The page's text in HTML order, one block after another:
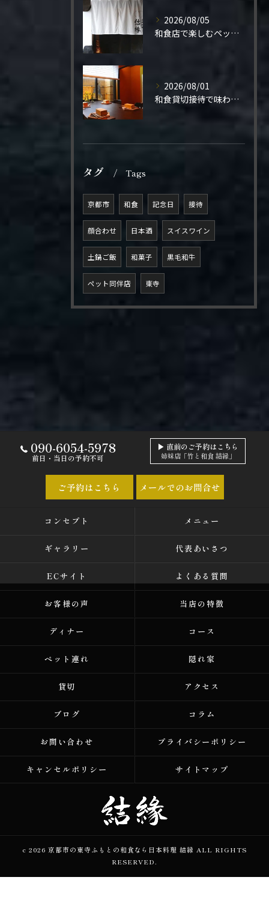
2026/08/05
和食店で楽しむペット同伴の食事体験
2026/08/01
和食貸切接待で味わう極上の一夜
タグ Tags
京都市 和食 記念日 接待
顔合わせ 日本酒 スイスワイン
土鍋ご飯 和菓子 黒毛和牛
ペット同伴店 東寺
090-6054-5978
前日・当日の予約不可
▶ 直前のご予約はこちら
姉妹店「竹と和食 結縁」
ご予約はこちら メールでのお問合せ
コンセプト メニュー
ギャラリー 代表あいさつ
ECサイト よくある質問
お客様の声 当店の特徴
ディナー コース
ペット連れ 隠れ家
貸切 アクセス
ブログ コラム
お問い合わせ プライバシーポリシー
キャンセルポリシー サイトマップ
c 2026 京都市の東寺ふもとの和食なら日本料理 結縁 ALL RIGHTS
RESERVED.